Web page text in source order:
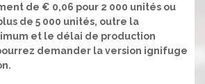
de € 0,06 pour 2 000 unités ou
de 5 000 unités, outre la
et le délai de production
demander la version ignifuge